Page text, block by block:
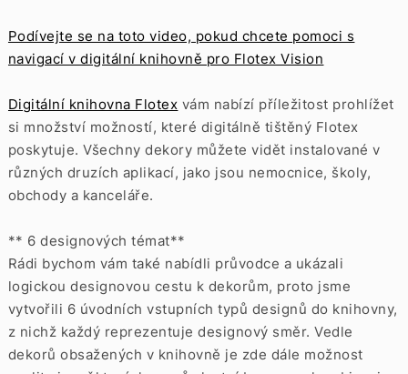
Podívejte se na toto video, pokud chcete pomoci s
navigací v digitální knihovně pro Flotex Vision
Digitální knihovna Flotex vám nabízí příležitost prohlížet
si množství možností, které digitálně tištěný Flotex
poskytuje. Všechny dekory můžete vidět instalované v
různých druzích aplikací, jako jsou nemocnice, školy,
obchody a kanceláře.
** 6 designových témat**
Rádi bychom vám také nabídli průvodce a ukázali
logickou designovou cestu k dekorům, proto jsme
vytvořili 6 úvodních vstupních typů designů do knihovny,
z nichž každý reprezentuje designový směr. Vedle
dekorů obsažených v knihovně je zde dále možnost